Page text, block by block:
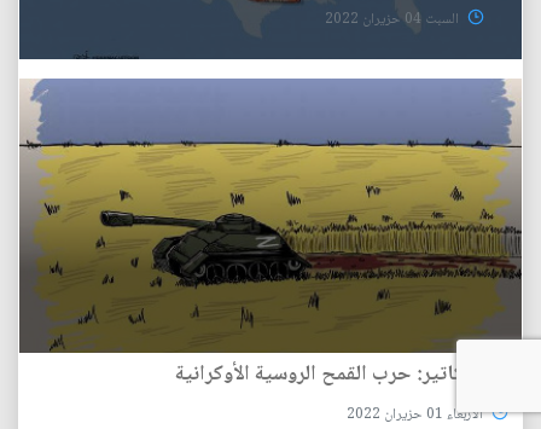
السبت 04 حزيران 2022
بالكاريكاتير: حرب القمح الروسية الأوكرانية
الأربعاء 01 حزيران 2022